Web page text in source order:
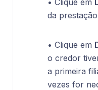
da
• Clique em
o credor
a primeira
vezes for